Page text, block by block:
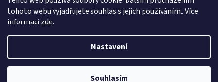
tohoto webu vyjadřujete souhlas s jejich používáním.. Více
informacízde.
Nastavení
Souhlasím
Vytvořil Shoptet
Dubánčí eshop. Všechna práva vyhrazena.